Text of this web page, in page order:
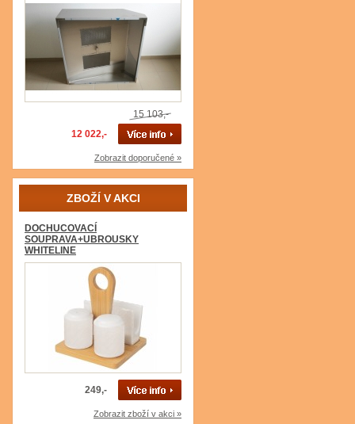
15 103,-
12 022,-
Zobrazit doporučené »
ZBOŽÍ V AKCI
DOCHUCOVACÍ
SOUPRAVA+UBROUSKY
WHITELINE
249,-
Zobrazit zboží v akci »